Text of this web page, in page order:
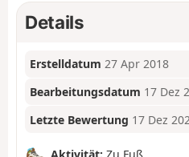
Details
Erstelldatum 27 Apr 2018
Bearbeitungsdatum 17 Dez
Letzte Bewertung 17 Dez